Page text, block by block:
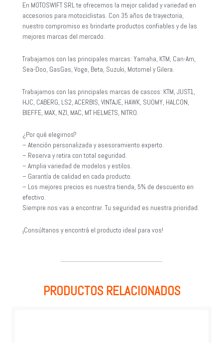
En MOTOSWIFT SRL te ofrecemos la mejor calidad y variedad en
accesorios para motociclistas. Con 35 años de trayectoria,
nuestro compromiso es brindarte productos confiables y de las
mejores marcas del mercado.
Trabajamos con las principales marcas: Yamaha, KTM, Can-Am,
Sea-Doo, GasGas, Voge, Beta, Suzuki, Motomel y Gilera.
Trabajamos con las principales marcas de cascos: KTM, JUST1,
HJC, CABERG, LS2, ACERBIS, VINTAJE, HAWK, SUOMY, HALCON,
BIEFFE, MAX, NZI, MAC, MT HELMETS, NITRO.
¿Por qué elegirnos?
– Atención personalizada y asesoramiento experto.
– Reserva y retira con total seguridad.
– Amplia variedad de modelos y estilos.
– Garantía de calidad en cada producto.
– Los mejores precios es nuestra tienda, 5% de descuento en
efectivo.
Siempre nos vas a encontrar. Tu seguridad es nuestra prioridad.
¡Consúltanos y encontrá el producto ideal para vos!
PRODUCTOS RELACIONADOS